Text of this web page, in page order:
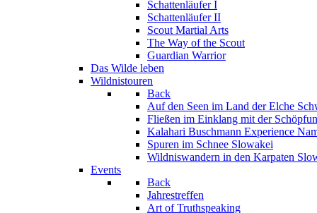
Schattenläufer I
Schattenläufer II
Scout Martial Arts
The Way of the Scout
Guardian Warrior
Das Wilde leben
Wildnistouren
Back
Auf den Seen im Land der Elche
Fließen im Einklang mit der
Kalahari Buschmann Experience
Spuren im Schnee Slowakei
Wildniswandern in den Karpaten
Events
Back
Jahrestreffen
Art of Truthspeaking